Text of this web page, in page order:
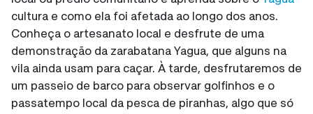
cultura e como ela foi afetada ao longo dos anos.
Conheça o artesanato local e desfrute de uma
demonstração da zarabatana Yagua, que alguns na
vila ainda usam para caçar. À tarde, desfrutaremos de
um passeio de barco para observar golfinhos e o
passatempo local da pesca de piranhas, algo que só